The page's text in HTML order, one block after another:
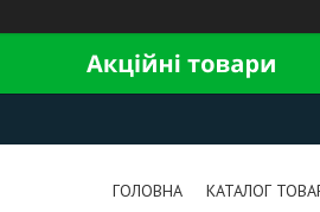
ГОЛОВНА КАТАЛОГ